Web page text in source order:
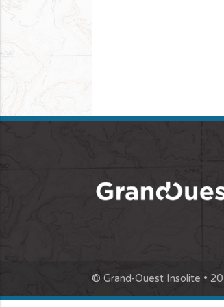
© Grand-Ouest Insolite •